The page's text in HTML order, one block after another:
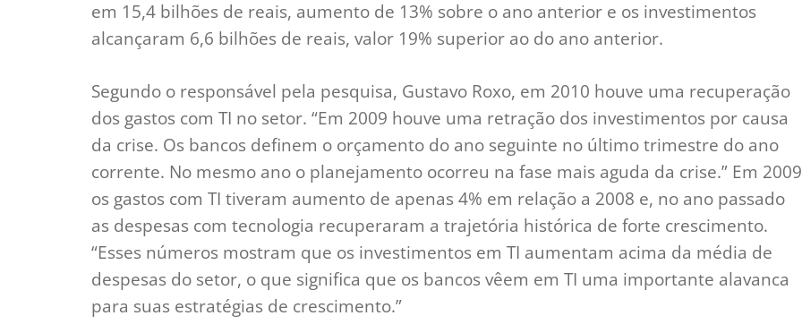
em 15,4 bilhões de reais, aumento de 13% sobre o ano anterior e os investimentos
alcançaram 6,6 bilhões de reais, valor 19% superior ao do ano anterior.
Segundo o responsável pela pesquisa, Gustavo Roxo, em 2010 houve uma recuperação
dos gastos com TI no setor. “Em 2009 houve uma retração dos investimentos por causa
da crise. Os bancos definem o orçamento do ano seguinte no último trimestre do ano
corrente. No mesmo ano o planejamento ocorreu na fase mais aguda da crise.” Em 2009
os gastos com TI tiveram aumento de apenas 4% em relação a 2008 e, no ano passado
as despesas com tecnologia recuperaram a trajetória histórica de forte crescimento.
“Esses números mostram que os investimentos em TI aumentam acima da média de
despesas do setor, o que significa que os bancos vêem em TI uma importante alavanca
para suas estratégias de crescimento.”